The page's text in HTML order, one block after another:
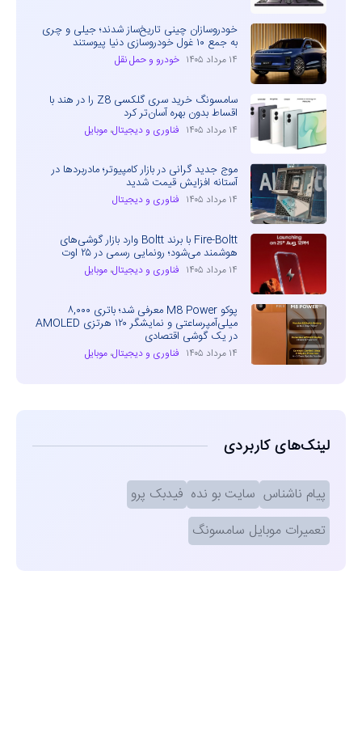
خودروسازان چینی تاریخ‌ساز شدند؛ جیلی و چری
به جمع ۱۰ غول خودروسازی دنیا پیوستند
۱۴ مرداد ۱۴۰۵ خودرو و حمل نقل
سامسونگ خرید سری گلکسی Z8 را در هند با
اقساط بدون بهره آسان‌تر کرد
۱۴ مرداد ۱۴۰۵ فناوری و دیجیتال، موبایل
موج جدید گرانی در بازار کامپیوتر؛ مادربردها در
آستانه افزایش قیمت شدید
۱۴ مرداد ۱۴۰۵ فناوری و دیجیتال
Fire-Boltt با برند Boltt وارد بازار گوشی‌های
هوشمند می‌شود؛ رونمایی رسمی در ۲۵ اوت
۱۴ مرداد ۱۴۰۵ فناوری و دیجیتال، موبایل
پوکو M8 Power معرفی شد؛ باتری ۸,۰۰۰
میلی‌آمپرساعتی و نمایشگر ۱۲۰ هرتزی AMOLED
در یک گوشی اقتصادی
۱۴ مرداد ۱۴۰۵ فناوری و دیجیتال، موبایل
لینک‌های کاربردی
پیام ناشناس سایت بو نده فیدبک پرو
تعمیرات موبایل سامسونگ